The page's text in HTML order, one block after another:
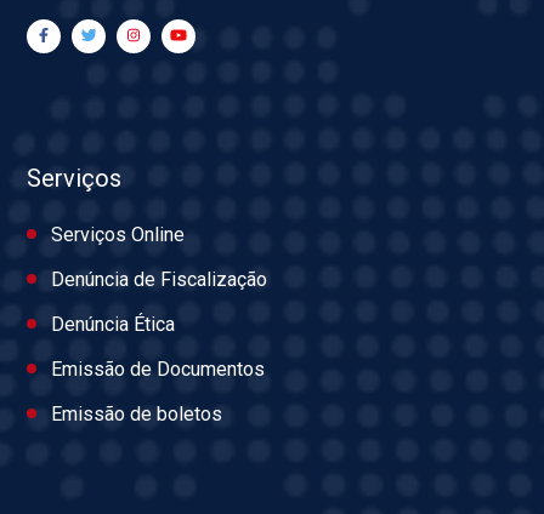
Serviços
Serviços Online
Denúncia de Fiscalização
Denúncia Ética
Emissão de Documentos
Emissão de boletos